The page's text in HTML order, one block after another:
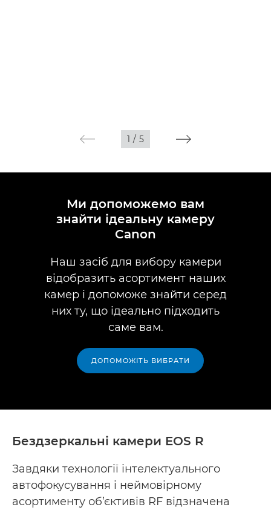
1 / 5
Ми допоможемо вам
знайти ідеальну камеру
Canon
Наш засіб для вибору камери
відобразить асортимент наших
камер і допоможе знайти серед
них ту, що ідеально підходить
саме вам.
ДОПОМОЖІТЬ ВИБРАТИ
Бездзеркальні камери EOS R
Завдяки технології інтелектуального
автофокусування і неймовірному
асортименту об’єктивів RF відзначена